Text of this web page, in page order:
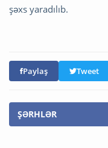
şəxs yaradılıb.
Paylaş Tweet
ŞƏRHLƏR